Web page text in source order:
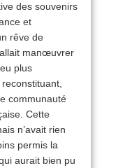
des souvenirs
et
rêve de
manœuvrer
plus
communauté
Cette
n’avait rien
permis la
aurait bien pu